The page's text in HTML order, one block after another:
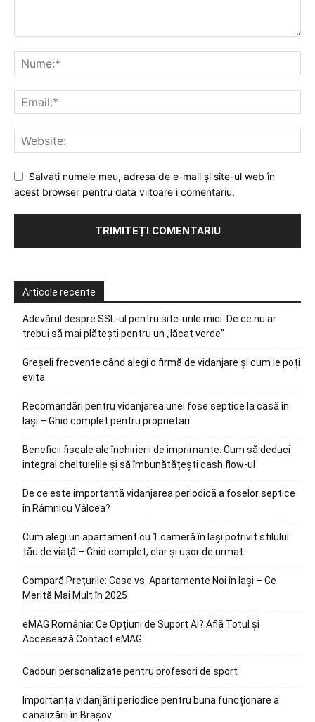
Salvați numele meu, adresa de e-mail și site-ul web în
acest browser pentru data viitoare i comentariu.
Articole recente
Adevărul despre SSL-ul pentru site-urile mici: De ce nu ar
trebui să mai plătești pentru un „lăcat verde”
Greșeli frecvente când alegi o firmă de vidanjare și cum le poți
evita
Recomandări pentru vidanjarea unei fose septice la casă în
Iași – Ghid complet pentru proprietari
Beneficii fiscale ale închirierii de imprimante: Cum să deduci
integral cheltuielile și să îmbunătățești cash flow-ul
De ce este importantă vidanjarea periodică a foselor septice
în Râmnicu Vâlcea?
Cum alegi un apartament cu 1 cameră în Iași potrivit stilului
tău de viață – Ghid complet, clar și ușor de urmat
Compară Prețurile: Case vs. Apartamente Noi în Iași – Ce
Merită Mai Mult în 2025
eMAG România: Ce Opțiuni de Suport Ai? Află Totul și
Accesează Contact eMAG
Cadouri personalizate pentru profesori de sport
Importanța vidanjării periodice pentru buna funcționare a
canalizării în Brașov